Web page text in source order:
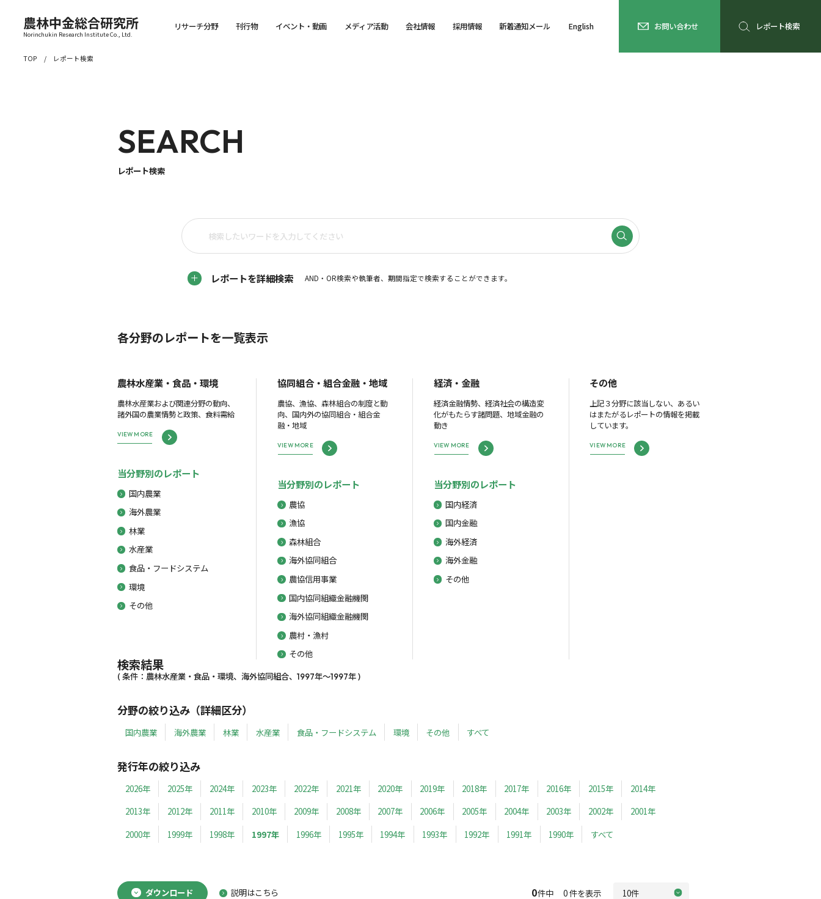
農林中金総合研究所
Norinchukin Research Institute Co., Ltd.
リサーチ分野 刊行物 イベント・動画 メディア活動 会社情報 採用情報 新着通知メール English お問い合わせ レポート検索
TOP レポート検索
SEARCH
レポート検索
レポートを詳細検索 AND・OR検索や執筆者、期間指定で検索することができます。
各分野のレポートを一覧表示
農林水産業・食品・環境
農林水産業および関連分野の動向、
諸外国の農業情勢と政策、食料需給
VIEW MORE
当分野別のレポート
国内農業
海外農業
林業
水産業
食品・フードシステム
環境
その他
協同組合・組合金融・地域
農協、漁協、森林組合の制度と動
向、国内外の協同組合・組合金
融・地域
VIEW MORE
当分野別のレポート
農協
漁協
森林組合
海外協同組合
農協信用事業
国内協同組織金融機関
海外協同組織金融機関
農村・漁村
その他
経済・金融
経済金融情勢、経済社会の構造変
化がもたらす諸問題、地域金融の
動き
VIEW MORE
当分野別のレポート
国内経済
国内金融
海外経済
海外金融
その他
その他
上記３分野に該当しない、あるい
はまたがるレポートの情報を掲載
しています。
VIEW MORE
検索結果
( 条件：農林水産業・食品・環境、海外協同組合、1997年～1997年 )
分野の絞り込み（詳細区分）
国内農業 海外農業 林業 水産業 食品・フードシステム 環境 その他 すべて
発行年の絞り込み
2026年 2025年 2024年 2023年 2022年 2021年 2020年 2019年 2018年 2017年 2016年 2015年
2014年
2013年
2012年 2011年 2010年 2009年 2008年 2007年 2006年 2005年 2004年 2003年 2002年
2001年
2000年
1999年 1998年 1997年 1996年 1995年 1994年 1993年 1992年 1991年 1990年 すべて
ダウンロード 説明はこちら 0件中 0 件を表示